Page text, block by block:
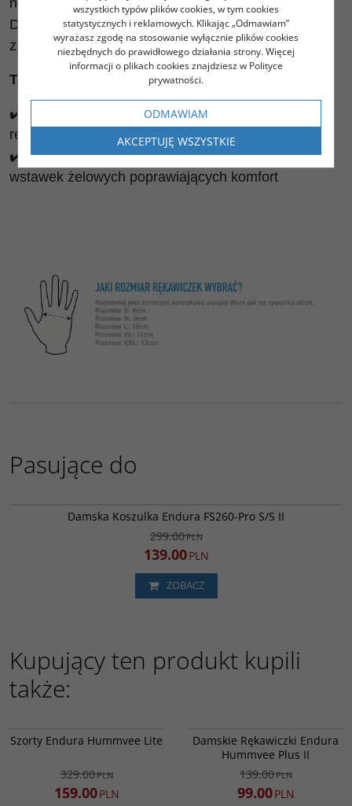
nawet w najwyższych temperaturach.
Dopełnieniem całości jest elastyczny mankiet
zamiast rzepu.
TEN MODEL JEST DLA CIEBIE JEŚLI:
✔️ Szukasz super lekkich i przewiewnych
rękawiczek
✔️ Oczekujesz pewnego chwytu i nie potrzebujesz
wstawek żelowych poprawiających komfort
Pasujące do
PROMOCJA
Damska Koszulka Endura FS260-Pro S/S II
299.00PLN
139.00PLN
ZOBACZ
Kupujący ten produkt kupili
także:
PROMOCJA
Szorty Endura Hummvee Lite
329.00PLN
159.00PLN
PROMOCJA
Damskie Rękawiczki Endura
Hummvee Plus II
139.00PLN
99.00PLN
wszystkich typów plików cookies, w tym cookies
statystycznych i reklamowych. Klikając „Odmawiam”
wyrażasz zgodę na stosowanie wyłącznie plików cookies
niezbędnych do prawidłowego działania strony. Więcej
informacji o plikach cookies znajdziesz w Polityce
prywatności.
ODMAWIAM
AKCEPTUJĘ WSZYSTKIE